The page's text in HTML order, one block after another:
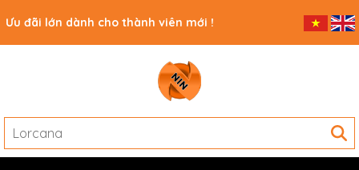
Ưu đãi lớn dành cho thành viên mới !